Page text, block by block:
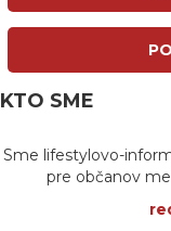
KTO SME
Sme lifestylovo-
pre občanov